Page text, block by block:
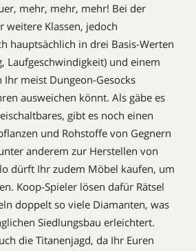
mehr, mehr, mehr! Bei der
weitere Klassen, jedoch
hauptsächlich in drei Basis-Werten
Laufgeschwindigkeit) und einem
meist Dungeon-Gesocks
ausweichen könnt. Als gäbe es
gibt es noch einen
und Rohstoffe von Gegnern
anderem zur Herstellen von
dürft Ihr zudem Möbel kaufen, um
Koop-Spieler lösen dafür Rätsel
doppelt so viele Diamanten, was
Siedlungsbau erleichtert.
die Titanenjagd, da Ihr Euren